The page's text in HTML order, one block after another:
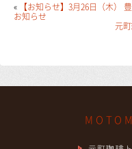
« 【お知らせ】3月26日（木）
お知らせ
元